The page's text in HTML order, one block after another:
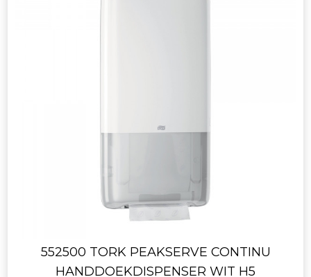
552500 TORK PEAKSERVE CONTINU
HANDDOEKDISPENSER WIT H5